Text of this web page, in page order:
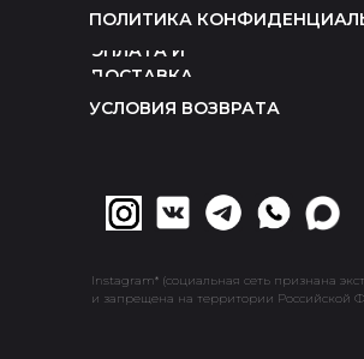
ПОЛИТИКА
ОПЛАТА И
ДОСТАВКА
УСЛОВИЯ ВОЗВРАТА
Instagram* (социальная сеть признана
и запрещена на территории Российской